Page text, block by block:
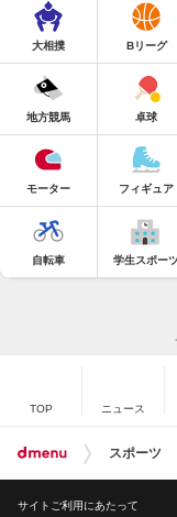
大相撲 Bリーグ
地方競馬 卓球
モーター フィギュア
自転車 学生スポー
TOP ニュース
スポーツ
サイトご利用にあたって